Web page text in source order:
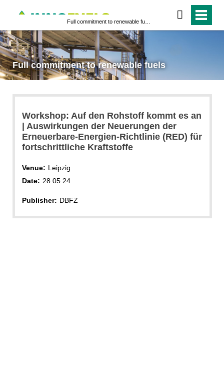
Full commitment to renewable fuels
Workshop: Auf den Rohstoff kommt es an
| Auswirkungen der Neuerungen der
Erneuerbare-Energien-Richtlinie (RED) für
fortschrittliche Kraftstoffe
Venue: Leipzig
Date: 28.05.24
Publisher: DBFZ